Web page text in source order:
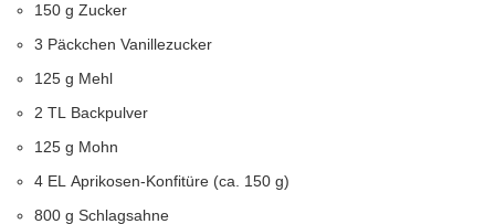
150 g Zucker
3 Päckchen Vanillezucker
125 g Mehl
2 TL Backpulver
125 g Mohn
4 EL Aprikosen-Konfitüre (ca. 150 g)
800 g Schlagsahne